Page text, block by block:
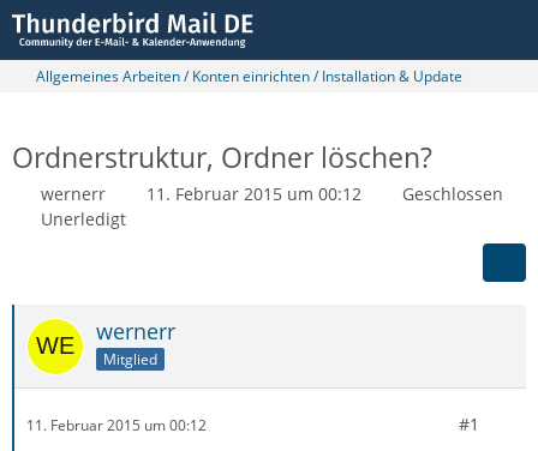
Allgemeines Arbeiten / Konten einrichten / Installation & Update
Ordnerstruktur, Ordner löschen?
wernerr 11. Februar 2015 um 00:12
Geschlossen
Unerledigt
wernerr
Mitglied
11. Februar 2015 um 00:12 #1